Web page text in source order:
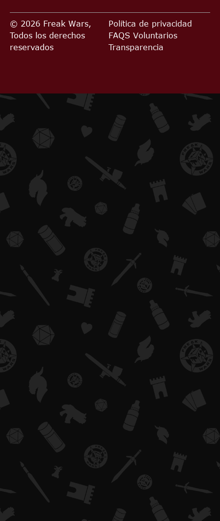
© 2026 Freak Wars,
Todos los derechos
reservados
Política de privacidad
FAQS Voluntarios
Transparencia